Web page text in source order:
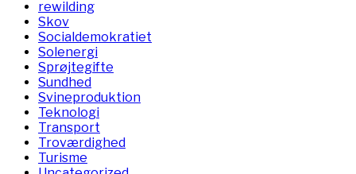
rewilding
Skov
Socialdemokratiet
Solenergi
Sprøjtegifte
Sundhed
Svineproduktion
Teknologi
Transport
Troværdighed
Turisme